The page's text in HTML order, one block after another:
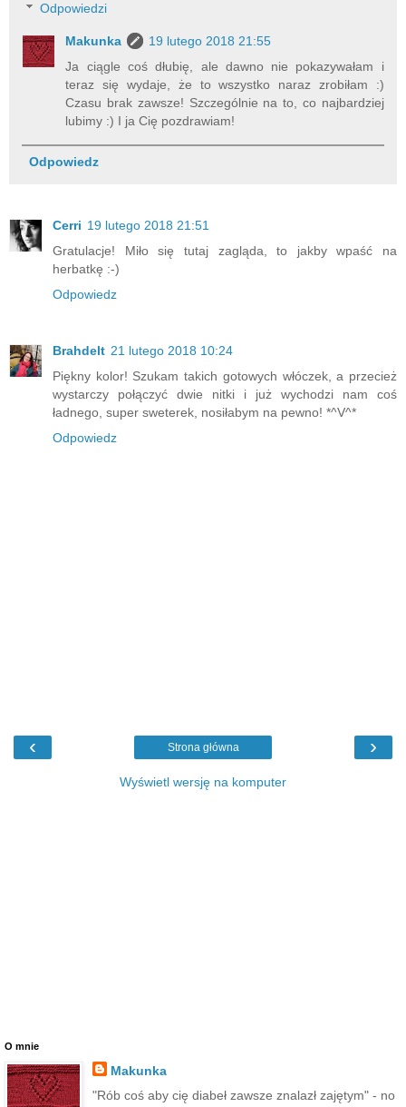
Odpowiedzi
Makunka
19 lutego 2018 21:55
Ja ciągle coś dłubię, ale dawno nie pokazywałam i
teraz się wydaje, że to wszystko naraz zrobiłam :)
Czasu brak zawsze! Szczególnie na to, co najbardziej
lubimy :) I ja Cię pozdrawiam!
Odpowiedz
Cerri 19 lutego 2018 21:51
Gratulacje! Miło się tutaj zagląda, to jakby wpaść na
herbatkę :-)
Odpowiedz
Brahdelt 21 lutego 2018 10:24
Piękny kolor! Szukam takich gotowych włóczek, a przecież
wystarczy połączyć dwie nitki i już wychodzi nam coś
ładnego, super sweterek, nosiłabym na pewno! *^V^*
Odpowiedz
‹ ›
Strona główna
Wyświetl wersję na komputer
O mnie
Makunka
"Rób coś aby cię diabeł zawsze znalazł zajętym" - no